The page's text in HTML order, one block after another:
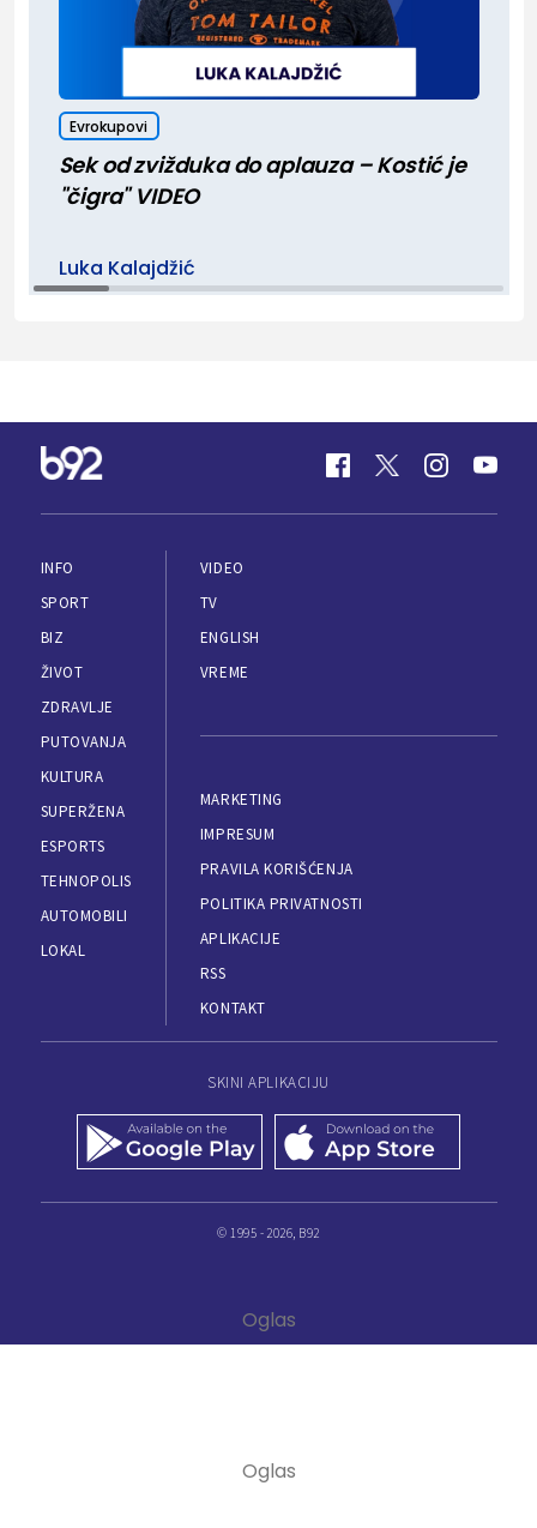
Evrokupovi
Sek od zvižduka do aplauza – Kostić je
"čigra" VIDEO
Luka Kalajdžić
INFO
SPORT
BIZ
ŽIVOT
ZDRAVLJE
PUTOVANJA
KULTURA
SUPERŽENA
ESPORTS
TEHNOPOLIS
AUTOMOBILI
LOKAL
VIDEO
TV
ENGLISH
VREME
MARKETING
IMPRESUM
PRAVILA KORIŠĆENJA
POLITIKA PRIVATNOSTI
APLIKACIJE
RSS
KONTAKT
SKINI APLIKACIJU
© 1995 - 2026, B92